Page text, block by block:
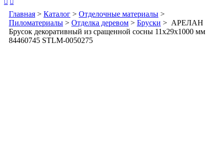
 
Главная > Каталог > Отделочные материалы >
Пиломатериалы > Отделка деревом > Бруски > АРЕЛАН
Брусок декоративный из сращенной сосны 11х29х1000 мм
84460745 STLM-0050275